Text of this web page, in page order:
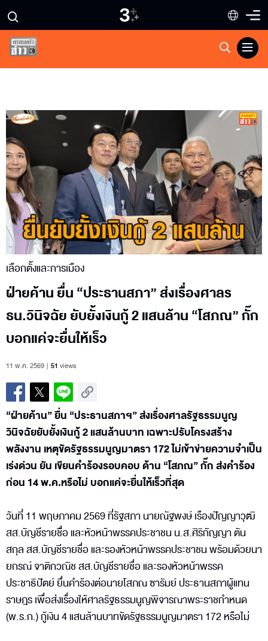
เลือกตั้งและการเมือง
ฝ่ายค้าน ยื่น “ประธานสภา” ส่งเรื่องศาลร
ธน.วินิจฉัย ยับยั้งเงินกู้ 2 แสนล้าน “โสภณ” กั๊ก
บอกแค่จะยื่นให้เร็ว
11 พ.ค. 2569 51 views
“ฝ่ายค้าน” ยื่น “ประธานสภาฯ” ส่งเรื่องศาลรัฐธรรมนูญ
วินิจฉัยยับยั้งเงินกู้ 2 แสนล้านบาท เฉพาะปรับโครงสร้าง
พลังงาน เหตุขัดรัฐธรรมนูญมาตรา 172 ไม่เข้าข่ายความจำเป็น
เร่งด่วน ยัน เขียนคำร้องรอบคอบ ด้าน “โสภณ” กั๊ก ส่งคำร้อง
ก่อน 14 พ.ค.หรือไม่ บอกแค่จะยื่นให้เร็วที่สุด
วันที่ 11 พฤษภาคม 2569 ที่รัฐสภา นายณัฐพงษ์ เรืองปัญญาวุฒิ
สส.บัญชีรายชื่้อ และหัวหน้าพรรคประชาชน น.ส.ศิริกัญญา ตัน
สกุล สส.บัญชีรายชื่อ และรองหัวหน้าพรรคประชาชน พร้อมด้วยนา
ยกรณ์ จาติกวณิช สส.บัญชีรายชื่อ และรองหัวหน้าพรรค
ประชาธิปัตย์ ยื่นคำร้องต่อนายโสภณ ซารัมย์ ประธานสภาผู้แทน
ราษฎร เพื่อส่งเรื่องให้ศาลรัฐธรรมนูญพิจารณาพระราชกำหนด
(พ.ร.ก.) กู้เงิน 4 แสนล้านบาทขัดรัฐธรรมนูญมาตรา 172 หรือไม่